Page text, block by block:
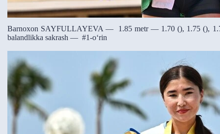
Barnoxon SAYFULLAYEVA — 1.85 metr — 1.70 (), 1.75 (),
balandlikka sakrash — #1-o‘rin